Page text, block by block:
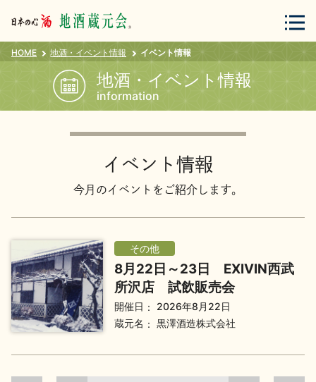
会員登録 ログイン
蔵元紀行 地酒カタログ
地酒用語集 地酒解体新書
HOME 地酒・イベント情報 イベント情報
地酒・イベント情報
information
イベント情報
今月のイベントをご紹介します。
その他
8月22日～23日 EXIVIN西武
所沢店 試飲販売会
開催日
2026年8月22日
蔵元名
黒澤酒造株式会社